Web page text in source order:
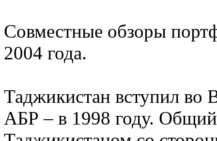
Совместные обзоры
2004 года.
Таджикистан вступил во
АБР – в 1998 году.